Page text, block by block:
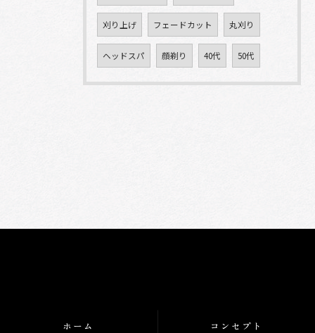
刈り上げ フェードカット 丸刈り
ヘッドスパ 顔剃り 40代 50代
ホーム コンセプト